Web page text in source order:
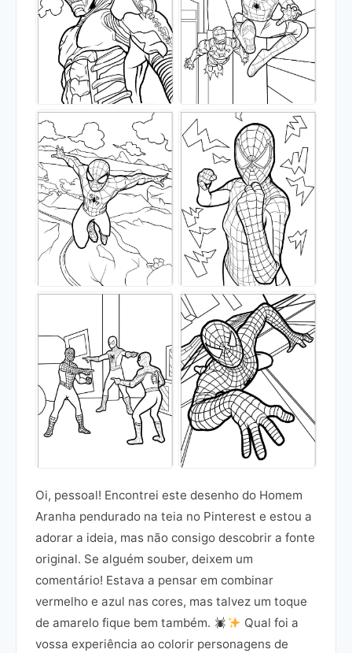
Oi, pessoal! Encontrei este desenho do Homem
Aranha pendurado na teia no Pinterest e estou a
adorar a ideia, mas não consigo descobrir a fonte
original. Se alguém souber, deixem um
comentário! Estava a pensar em combinar
vermelho e azul nas cores, mas talvez um toque
de amarelo fique bem também.
Qual foi a
vossa experiência ao colorir personagens de